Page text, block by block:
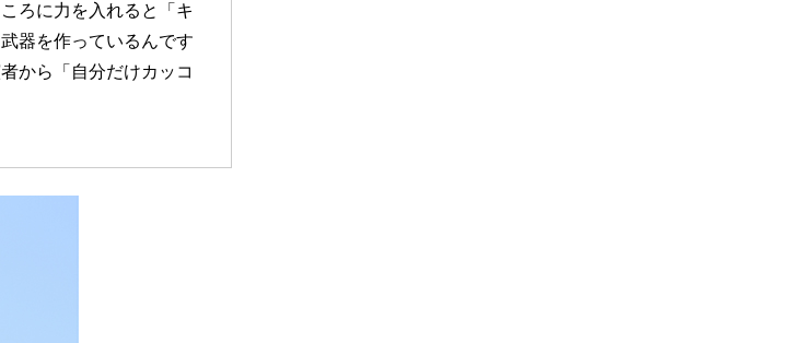
ろに力を入れると「キ
器を作っているんです
から「自分だけカッコ